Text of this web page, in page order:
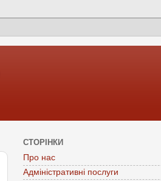
СТОРІНКИ
Про нас
Адміністративні послуги